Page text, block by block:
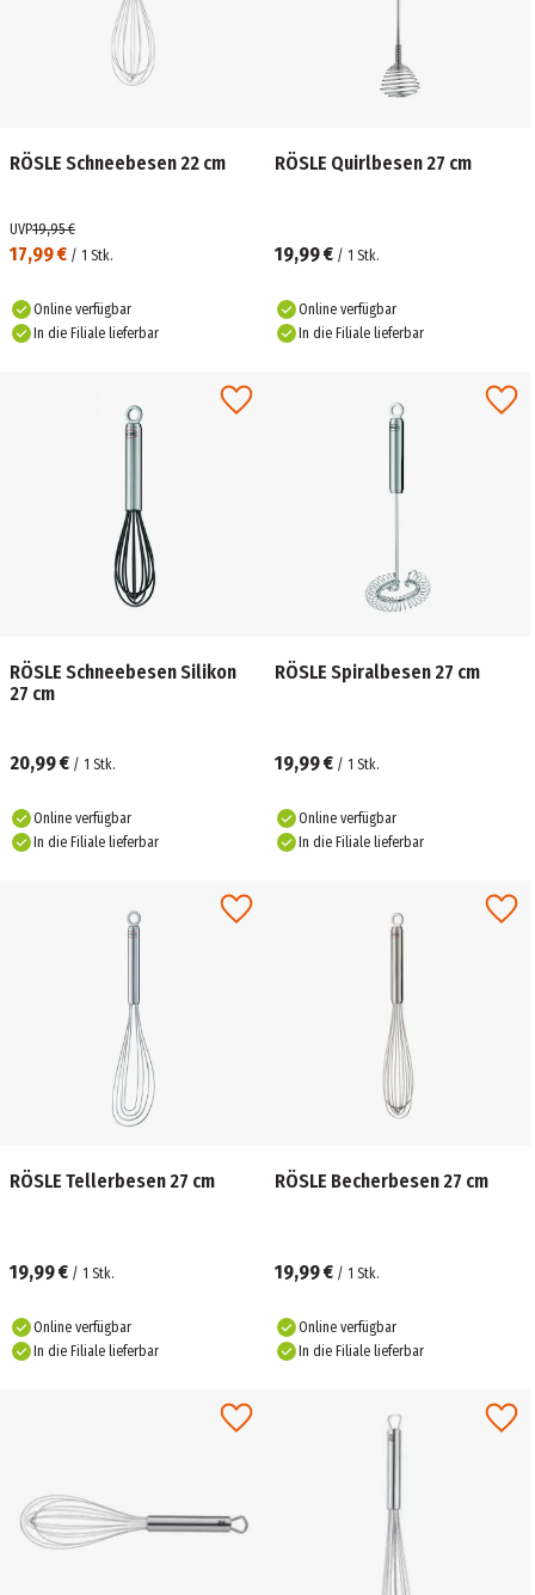
RÖSLE Schneebesen 22 cm
17,99 € / 1 Stk.
UVP19,95 €
Online verfügbar
In die Filiale lieferbar
RÖSLE Quirlbesen 27 cm
19,99 € / 1 Stk.
Online verfügbar
In die Filiale lieferbar
RÖSLE Schneebesen Silikon
27 cm
20,99 € / 1 Stk.
Online verfügbar
In die Filiale lieferbar
RÖSLE Spiralbesen 27 cm
19,99 € / 1 Stk.
Online verfügbar
In die Filiale lieferbar
RÖSLE Tellerbesen 27 cm
19,99 € / 1 Stk.
Online verfügbar
In die Filiale lieferbar
RÖSLE Becherbesen 27 cm
19,99 € / 1 Stk.
Online verfügbar
In die Filiale lieferbar